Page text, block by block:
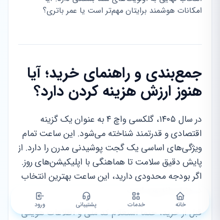
امکانات هوشمند برایتان مهم‌تر است یا عمر باتری؟
جمع‌بندی و راهنمای خرید؛ آیا
هنوز ارزش هزینه کردن دارد؟
در سال ۱۴۰۵، گلکسی واچ ۴ به عنوان یک گزینه
اقتصادی و قدرتمند شناخته می‌شود. این ساعت تمام
ویژگی‌های اساسی یک گجت پوشیدنی مدرن را دارد. از
پایش دقیق سلامت تا هماهنگی با اپلیکیشن‌های روز.
اگر بودجه محدودی دارید، این ساعت بهترین انتخاب
در دنیای اندروید است.
قبل از خرید، حتماً استعلام کد ملی و اطلاعات هویتی
خانه خدمات پشتیبانی ورود